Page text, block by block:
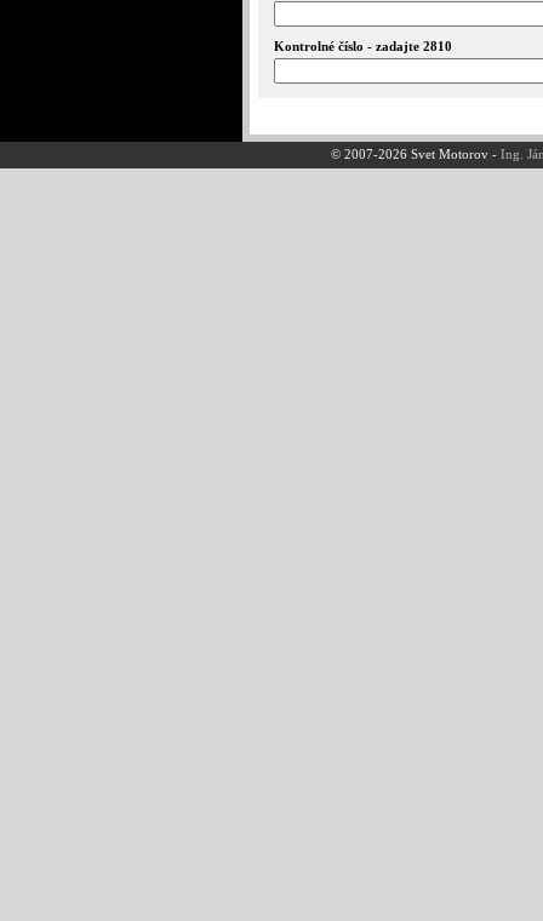
Kontrolné číslo - zadajte 2810
© 2007-2026 Svet Motorov -Ing.